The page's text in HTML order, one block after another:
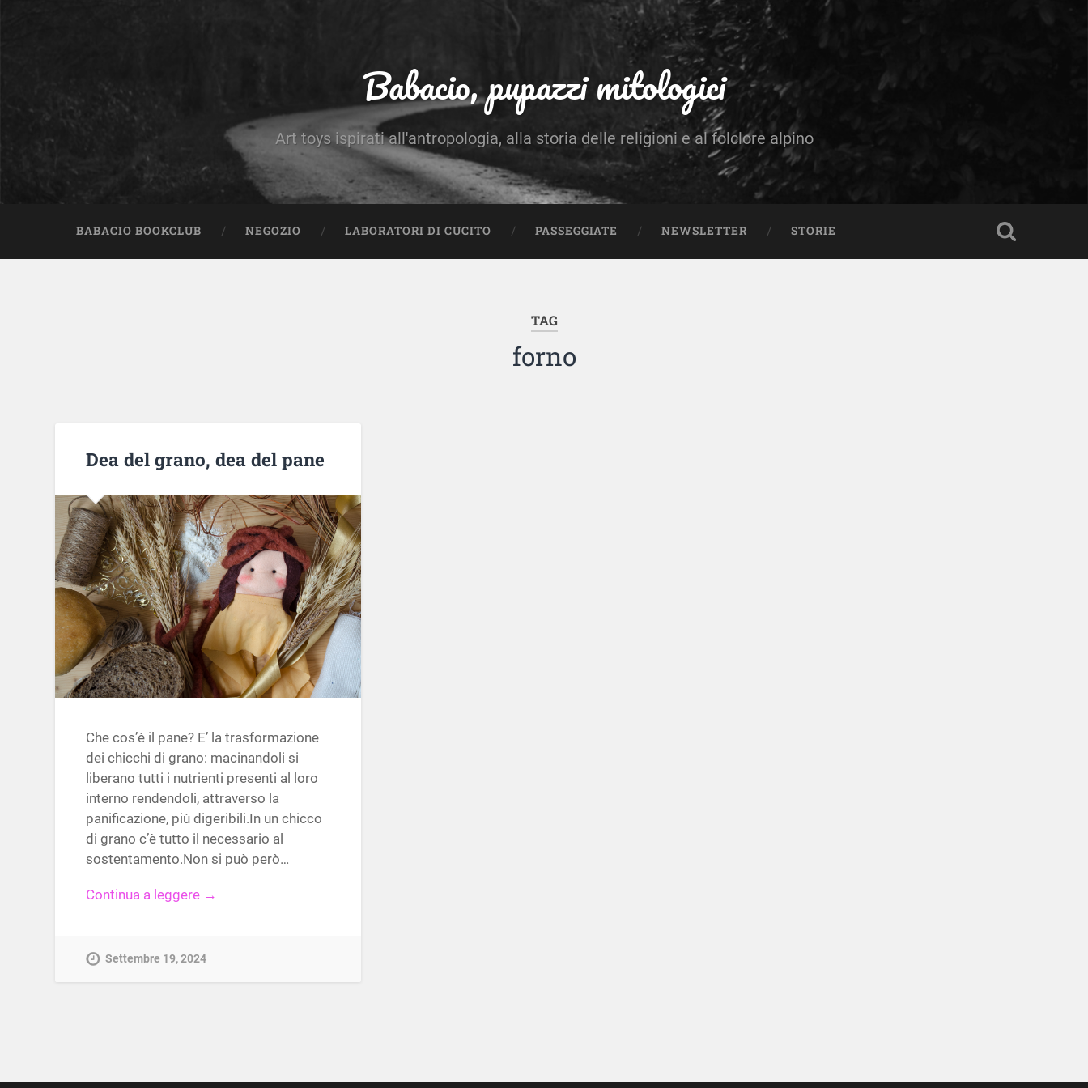
Babacio, pupazzi mitologici
Art toys ispirati all'antropologia, alla storia delle religioni e al folclore alpino
BABACIO BOOKCLUB NEGOZIO LABORATORI DI CUCITO PASSEGGIATE NEWSLETTER STORIE
TAG
forno
Dea del grano, dea del pane
Che cos’è il pane? E’ la trasformazione
dei chicchi di grano: macinandoli si
liberano tutti i nutrienti presenti al loro
interno rendendoli, attraverso la
panificazione, più digeribili.In un chicco
di grano c’è tutto il necessario al
sostentamento.Non si può però…
Continua a leggere →
Settembre 19, 2024